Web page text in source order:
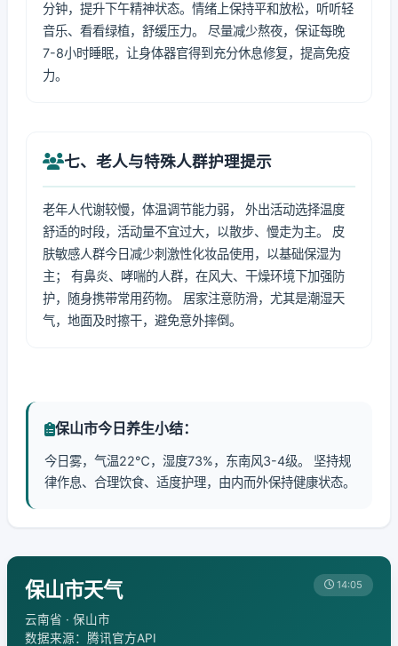
分钟，提升下午精神状态。情绪上保持平和放松，听听轻
音乐、看看绿植，舒缓压力。 尽量减少熬夜，保证每晚
7-8小时睡眠，让身体器官得到充分休息修复，提高免疫
力。
七、老人与特殊人群护理提示
老年人代谢较慢，体温调节能力弱， 外出活动选择温度
舒适的时段，活动量不宜过大，以散步、慢走为主。 皮
肤敏感人群今日减少刺激性化妆品使用，以基础保湿为
主； 有鼻炎、哮喘的人群，在风大、干燥环境下加强防
护，随身携带常用药物。 居家注意防滑，尤其是潮湿天
气，地面及时擦干，避免意外摔倒。
保山市今日养生小结：
今日雾，气温22℃，湿度73%，东南风3-4级。 坚持规
律作息、合理饮食、适度护理，由内而外保持健康状态。
保山市天气
云南省 · 保山市
数据来源：腾讯官方API
14:05